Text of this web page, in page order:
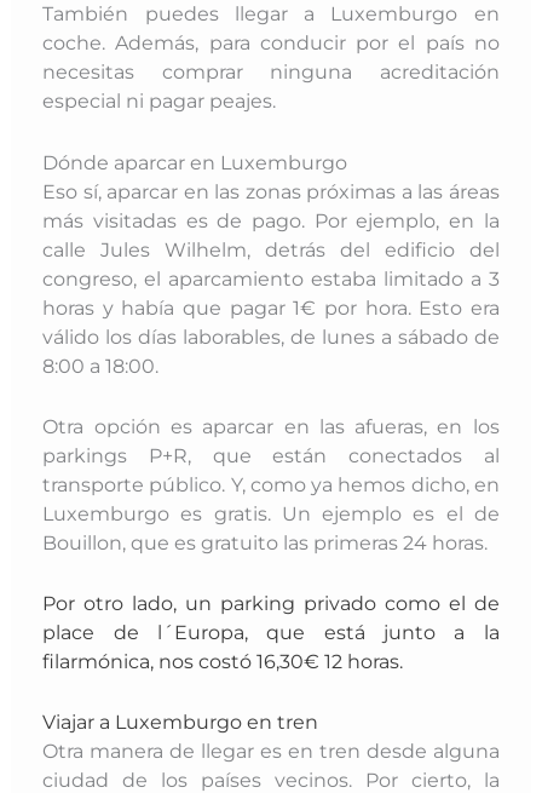
También puedes llegar a Luxemburgo en
coche. Además, para conducir por el país no
necesitas comprar ninguna acreditación
especial ni pagar peajes.
Dónde aparcar en Luxemburgo
Eso sí, aparcar en las zonas próximas a las áreas
más visitadas es de pago. Por ejemplo, en la
calle Jules Wilhelm, detrás del edificio del
congreso, el aparcamiento estaba limitado a 3
horas y había que pagar 1€ por hora. Esto era
válido los días laborables, de lunes a sábado de
8:00 a 18:00.
Otra opción es aparcar en las afueras, en los
parkings P+R, que están conectados al
transporte público. Y, como ya hemos dicho, en
Luxemburgo es gratis. Un ejemplo es el de
Bouillon, que es gratuito las primeras 24 horas.
Por otro lado, un parking privado como el de
place de l´Europa, que está junto a la
filarmónica, nos costó 16,30€ 12 horas.
Viajar a Luxemburgo en tren
Otra manera de llegar es en tren desde alguna
ciudad de los países vecinos. Por cierto, la